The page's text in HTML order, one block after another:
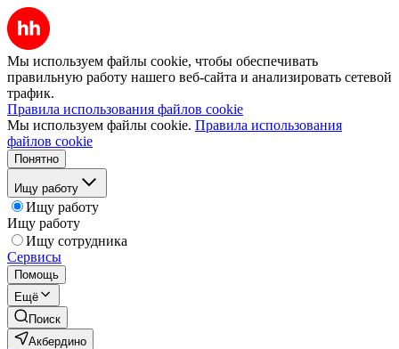
Мы используем файлы cookie, чтобы обеспечивать
правильную работу нашего веб-сайта и анализировать сетевой
трафик.
Правила использования файлов cookie
Мы используем файлы cookie. Правила использования
файлов cookie
Понятно
Ищу работу
Ищу работу
Ищу работу
Ищу сотрудника
Сервисы
Помощь
Ещё
Поиск
Акбердино